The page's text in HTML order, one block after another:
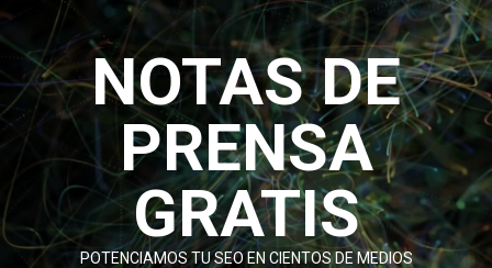
Skip
to
content
NOTAS DE
PRENSA
GRATIS
POTENCIAMOS TU SEO EN CIENTOS DE MEDIOS